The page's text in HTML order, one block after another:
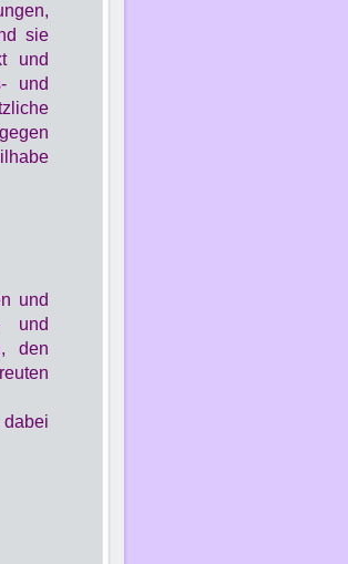
sie
und
und
und
und
den